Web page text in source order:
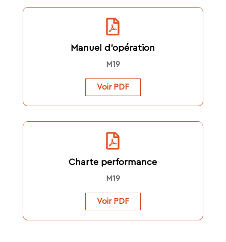
Manuel d’opération
M19
Voir PDF
Charte performance
M19
Voir PDF